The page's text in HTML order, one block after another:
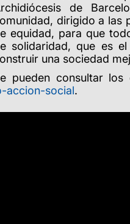
de
dirigido a las
equidad, para que
solidaridad, que es
una sociedad
pueden consultar
accion-social.